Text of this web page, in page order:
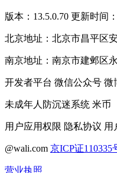
版本：13.5.0.70 更新时间
北京地址：北京市昌平区
南京地址：南京市建邺区
开发者平台 微信公众号 微
未成年人防沉迷系统 米币
用户应用权限 隐私协议 用
@wali.com 京ICP证110335
营业执照